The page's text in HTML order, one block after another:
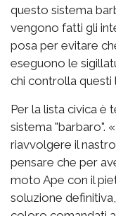
questo sistema
vengono fatti gli
posa per evitare
eseguono le
chi controlla questi
Per la lista civica è
sistema "barbaro".
riavvolgere il
pensare che per
moto Ape con il
soluzione